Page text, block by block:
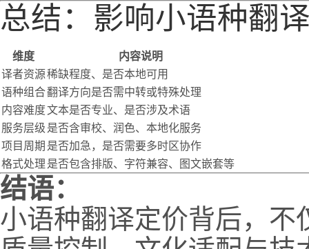
总结：影响小语种翻
维度
内容说明
译者资源稀缺程度、是否本地可用
语种组合翻译方向是否需中转或特殊处理
内容难度文本是否专业、是否涉及术语
服务层级 是否含审校、润色、本地化服务
项目周期 是否加急，是否需要多时区协作
格式处理 是否包含排版、字符兼容、图文嵌套等
结语：
小语种翻译定价背后，不